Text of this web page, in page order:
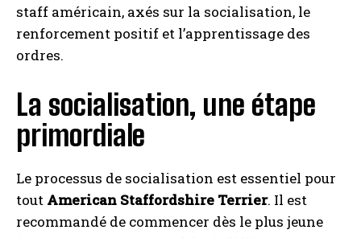
staff américain, axés sur la socialisation, le
renforcement positif et l’apprentissage des
ordres.
La socialisation, une étape
primordiale
Le processus de socialisation est essentiel pour
tout American Staffordshire Terrier. Il est
recommandé de commencer dès le plus jeune